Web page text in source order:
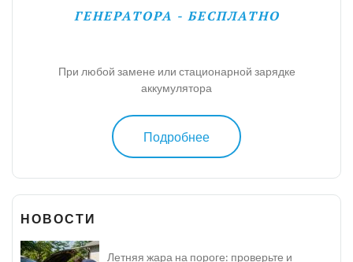
ГЕНЕРАТОРА - БЕСПЛАТНО
При любой замене или стационарной зарядке
аккумулятора
Подробнее
НОВОСТИ
Летняя жара на пороге: проверьте и